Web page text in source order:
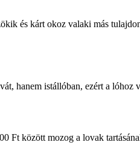
és kárt okoz valaki más
hanem istállóban, ezért a lóhoz
Ft között mozog a lovak